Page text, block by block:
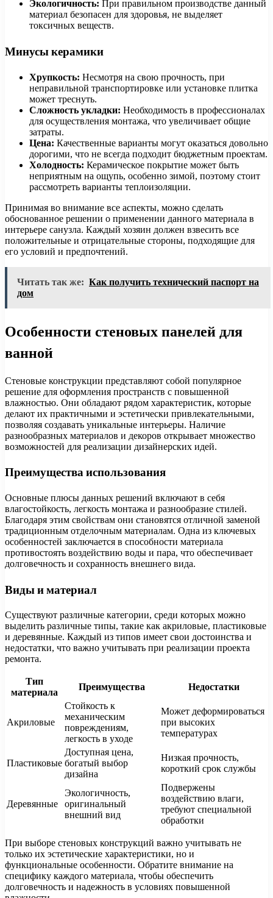
Экологичность: При правильном производстве данный
материал безопасен для здоровья, не выделяет
токсичных веществ.
Минусы керамики
Хрупкость: Несмотря на свою прочность, при
неправильной транспортировке или установке плитка
может треснуть.
Сложность укладки: Необходимость в профессионалах
для осуществления монтажа, что увеличивает общие
затраты.
Цена: Качественные варианты могут оказаться довольно
дорогими, что не всегда подходит бюджетным проектам.
Холодность: Керамическое покрытие может быть
неприятным на ощупь, особенно зимой, поэтому стоит
рассмотреть варианты теплоизоляции.
Принимая во внимание все аспекты, можно сделать
обоснованное решении о применении данного материала в
интерьере санузла. Каждый хозяин должен взвесить все
положительные и отрицательные стороны, подходящие для
его условий и предпочтений.
Читать так же: Как получить технический паспорт на
дом
Особенности стеновых панелей для
ванной
Стеновые конструкции представляют собой популярное
решение для оформления пространств с повышенной
влажностью. Они обладают рядом характеристик, которые
делают их практичными и эстетически привлекательными,
позволяя создавать уникальные интерьеры. Наличие
разнообразных материалов и декоров открывает множество
возможностей для реализации дизайнерских идей.
Преимущества использования
Основные плюсы данных решений включают в себя
влагостойкость, легкость монтажа и разнообразие стилей.
Благодаря этим свойствам они становятся отличной заменой
традиционным отделочным материалам. Одна из ключевых
особенностей заключается в способности материала
противостоять воздействию воды и пара, что обеспечивает
долговечность и сохранность внешнего вида.
Виды и материал
Существуют различные категории, среди которых можно
выделить различные типы, такие как акриловые, пластиковые
и деревянные. Каждый из типов имеет свои достоинства и
недостатки, что важно учитывать при реализации проекта
ремонта.
Тип
материала
Преимущества Недостатки
Акриловые
Стойкость к
механическим
повреждениям,
легкость в уходе
Может деформироваться
при высоких
температурах
Пластиковые
Доступная цена,
богатый выбор
дизайна
Низкая прочность,
короткий срок службы
Деревянные
Экологичность,
оригинальный
внешний вид
Подвержены
воздействию влаги,
требуют специальной
обработки
При выборе стеновых конструкций важно учитывать не
только их эстетические характеристики, но и
функциональные особенности. Обратите внимание на
специфику каждого материала, чтобы обеспечить
долговечность и надежность в условиях повышенной